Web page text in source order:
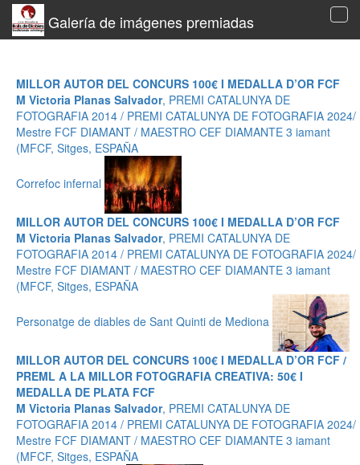
Galería de imágenes premiadas
MILLOR AUTOR DEL CONCURS 100€ I MEDALLA D’OR FCF
M Victoria Planas Salvador, PREMI CATALUNYA DE
FOTOGRAFIA 2014 / PREMI CATALUNYA DE FOTOGRAFIA 2024/
Mestre FCF DIAMANT / MAESTRO CEF DIAMANTE 3 iamant
(MFCF, Sitges, ESPAÑA
Correfoc infernal
MILLOR AUTOR DEL CONCURS 100€ I MEDALLA D’OR FCF
M Victoria Planas Salvador, PREMI CATALUNYA DE
FOTOGRAFIA 2014 / PREMI CATALUNYA DE FOTOGRAFIA 2024/
Mestre FCF DIAMANT / MAESTRO CEF DIAMANTE 3 iamant
(MFCF, Sitges, ESPAÑA
Personatge de diables de Sant Quinti de Mediona
MILLOR AUTOR DEL CONCURS 100€ I MEDALLA D’OR FCF /
PREML A LA MILLOR FOTOGRAFIA CREATIVA: 50€ I
MEDALLA DE PLATA FCF
M Victoria Planas Salvador, PREMI CATALUNYA DE
FOTOGRAFIA 2014 / PREMI CATALUNYA DE FOTOGRAFIA 2024/
Mestre FCF DIAMANT / MAESTRO CEF DIAMANTE 3 iamant
(MFCF, Sitges, ESPAÑA